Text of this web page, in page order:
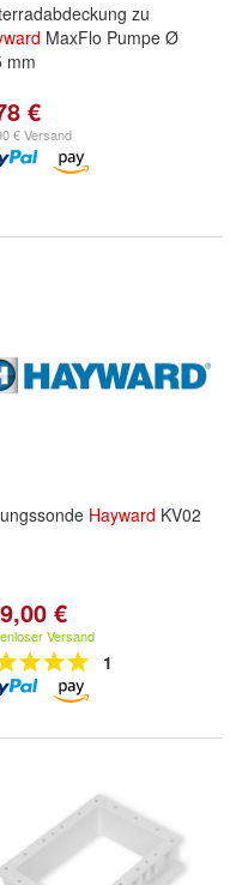
zu
MaxFlo Pumpe Ø
mm
€
€ Versand
Hayward KV02
€
Versand
1